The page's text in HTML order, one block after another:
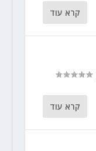
קרא עוד
קרא עוד